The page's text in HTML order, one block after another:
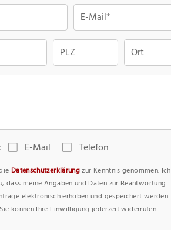
E-Mail*
PLZ Ort
E-Mail Telefon
Datenschutzerklärungzur Kenntnis genommen. Ich
dass meine Angaben und Daten zur Beantwortung
elektronisch erhoben und gespeichert werden.
können Ihre Einwilligung jederzeit widerrufen.